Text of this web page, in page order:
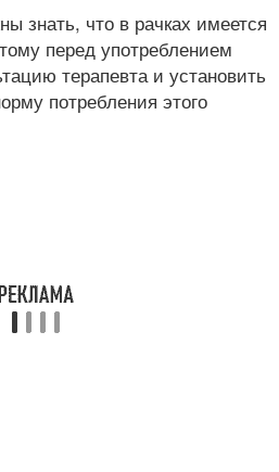
знать, что в рачках имеется
перед употреблением
терапевта и установить
потребления этого